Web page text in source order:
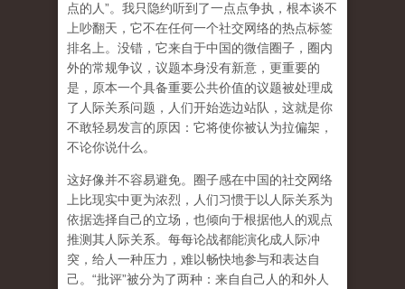
点的人”。我只隐约听到了一点点争执，根本谈不
上吵翻天，它不在任何一个社交网络的热点标签
排名上。没错，它来自于中国的微信圈子，圈内
外的常规争议，议题本身没有新意，更重要的
是，原本一个具备重要公共价值的议题被处理成
了人际关系问题，人们开始选边站队，这就是你
不敢轻易发言的原因：它将使你被认为拉偏架，
不论你说什么。
这好像并不容易避免。圈子感在中国的社交网络
上比现实中更为浓烈，人们习惯于以人际关系为
依据选择自己的立场，也倾向于根据他人的观点
推测其人际关系。每每论战都能演化成人际冲
突，给人一种压力，难以畅快地参与和表达自
己。“批评”被分为了两种：来自自己人的和外人